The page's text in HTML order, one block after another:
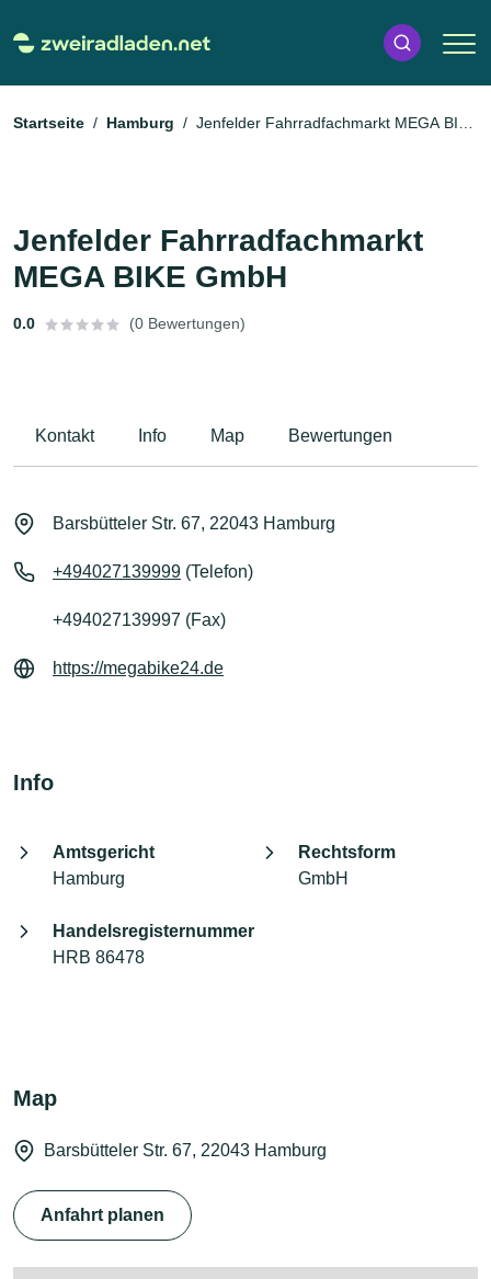
Startseite Hamburg
Jenfelder Fahrradfachmarkt MEGA BIKE
Jenfelder Fahrradfachmarkt
MEGA BIKE GmbH
0.0 (0 Bewertungen)
Kontakt Info Map Bewertungen
Barsbütteler Str. 67, 22043 Hamburg
+494027139999 (Telefon)
+494027139997 (Fax)
https://megabike24.de
Info
Amtsgericht
Hamburg
Rechtsform
GmbH
Handelsregisternummer
HRB 86478
Map
Barsbütteler Str. 67, 22043 Hamburg
Anfahrt planen